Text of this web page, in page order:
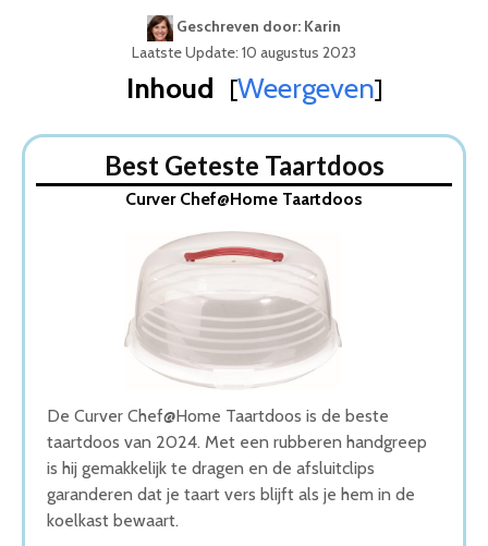
Geschreven door: Karin
Laatste Update: 10 augustus 2023
Inhoud [Weergeven]
1. Curver Chef@Home Taartdoos
2. Sunware Club Cuisine taartdoos
3. Witte ronde taart bewaardoos
4. Taart Bewaardoos met Stolp
5. Patisse Taart- en Cupcake Doos
Wat is de beste Taartdoos van 2026
1. Beste Taartdoos van 2026
2. Goede Prijs-Kwaliteit Taartdoos
3. Beste Budget Taartdoos van 2026
4. Fijnste Taartdoos van 2026
5. Goede Koop Taartdoos
Conclusie
Best Geteste Taartdoos
Curver Chef@Home Taartdoos
De Curver Chef@Home Taartdoos is de beste
taartdoos van 2024. Met een rubberen handgreep
is hij gemakkelijk te dragen en de afsluitclips
garanderen dat je taart vers blijft als je hem in de
koelkast bewaart.